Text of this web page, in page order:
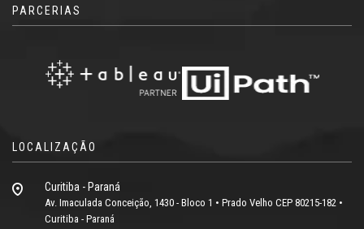
PARCERIAS
LOCALIZAÇÃO
Curitiba - Paraná
Av. Imaculada Conceição, 1430 - Bloco 1 • Prado Velho CEP 80215-182 •
Curitiba - Paraná